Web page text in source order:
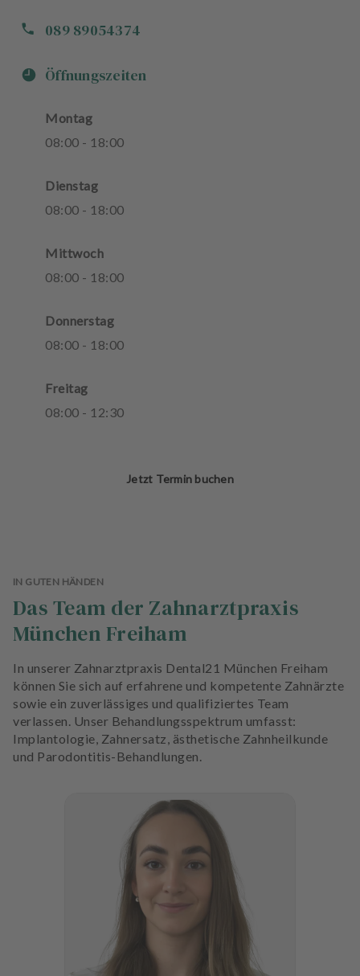
089 89054374
Öffnungszeiten
Montag
08:00 - 18:00
Dienstag
08:00 - 18:00
Mittwoch
08:00 - 18:00
Donnerstag
08:00 - 18:00
Freitag
08:00 - 12:30
Jetzt Termin buchen
IN GUTEN HÄNDEN
Das Team der Zahnarztpraxis
München Freiham
In unserer Zahnarztpraxis Dental21 München Freiham
können Sie sich auf erfahrene und kompetente Zahnärzte
sowie ein zuverlässiges und qualifiziertes Team
verlassen. Unser Behandlungsspektrum umfasst:
Implantologie, Zahnersatz, ästhetische Zahnheilkunde
und Parodontitis-Behandlungen.